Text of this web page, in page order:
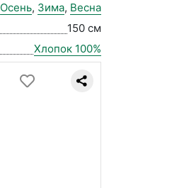
Осень, Зима, Весна
150 см
Хлопок 100%